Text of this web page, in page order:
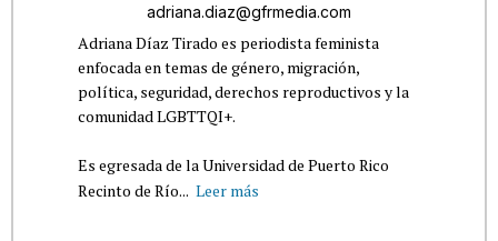
adriana.diaz@gfrmedia.com
Adriana Díaz Tirado es periodista feminista
enfocada en temas de género, migración,
política, seguridad, derechos reproductivos y la
comunidad LGBTTQI+.
Es egresada de la Universidad de Puerto Rico
Recinto de Río... Leer más